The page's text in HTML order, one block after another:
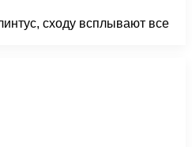
сходу всплывают все